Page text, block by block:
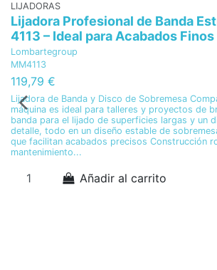
LIJADORAS
Lijadora Profesional de Banda
4113 – Ideal para Acabados Finos
Lombartegroup
MM4113
119,79 €
Lijadora de Banda y Disco de Sobremesa
máquina es ideal para talleres y proyectos de
banda para el lijado de superficies largas y un
detalle, todo en un diseño estable de
que facilitan acabados precisos Construcción
mantenimiento...
Añadir al carrito